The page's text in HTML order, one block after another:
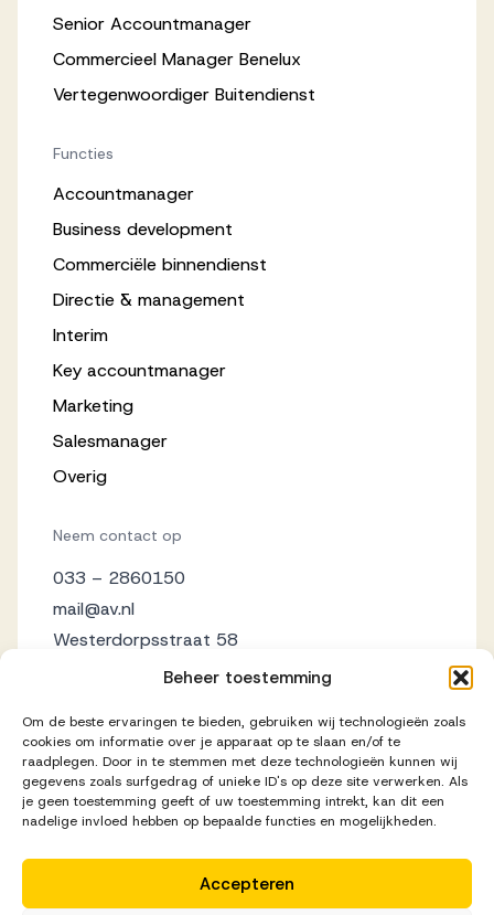
Beheer toestemming
Om de beste ervaringen te bieden, gebruiken wij technologieën zoals
cookies om informatie over je apparaat op te slaan en/of te
raadplegen. Door in te stemmen met deze technologieën kunnen wij
gegevens zoals surfgedrag of unieke ID's op deze site verwerken. Als
je geen toestemming geeft of uw toestemming intrekt, kan dit een
nadelige invloed hebben op bepaalde functies en mogelijkheden.
Accepteren
Senior Accountmanager
Commercieel Manager Benelux
Vertegenwoordiger Buitendienst
Functies
Accountmanager
Business development
Commerciële binnendienst
Directie & management
Interim
Key accountmanager
Marketing
Salesmanager
Overig
Neem contact op
033 – 2860150
mail@av.nl
Westerdorpsstraat 58
3871 AZ Hoevelaken